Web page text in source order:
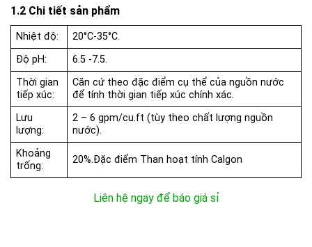
1.2 Chi tiết sản phẩm
Nhiệt độ:
20°C-35°C.
Độ pH:
6.5 -7.5.
Thời gian
tiếp xúc:
Căn cứ theo đặc điểm cụ thể của nguồn nước
để tính thời gian tiếp xúc chính xác.
Lưu
lượng:
2 – 6 gpm/cu.ft (tùy theo chất lượng nguồn
nước).
Khoảng
trống:
20%.Đặc điểm Than hoạt tính Calgon
Liên hệ ngay để báo giá sỉ